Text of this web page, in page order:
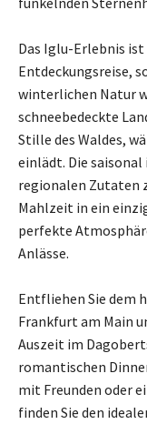
Das Iglu-Erlebnis
Entdeckungsreise,
winterlichen Natur
schneebedeckte
Stille des Waldes,
einlädt. Die
regionalen Zutaten
Mahlzeit in ein
perfekte
Anlässe.
Entfliehen Sie dem
Frankfurt am Main
Auszeit im
romantischen
mit Freunden oder
finden Sie den